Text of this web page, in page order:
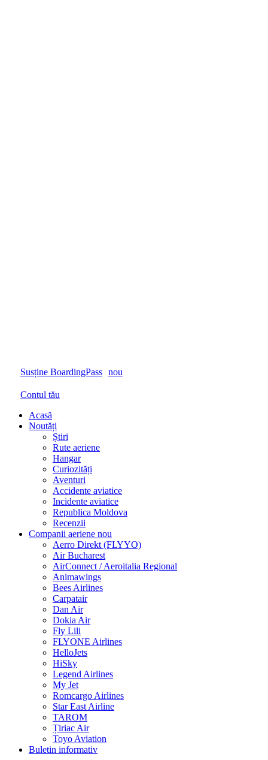
Susține BoardingPass nou
Contul tău
Acasă
Noutăți
Știri
Rute aeriene
Hangar
Curiozități
Aventuri
Accidente aviatice
Incidente aviatice
Republica Moldova
Recenzii
Companii aeriene nou
Aerro Direkt (FLYYO)
Air Bucharest
AirConnect / Aeroitalia Regional
Animawings
Bees Airlines
Carpatair
Dan Air
Dokia Air
Fly Lili
FLYONE Airlines
HelloJets
HiSky
Legend Airlines
My Jet
Romcargo Airlines
Star East Airline
TAROM
Țiriac Air
Toyo Aviation
Buletin informativ